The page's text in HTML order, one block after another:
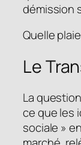
démission
Quelle
Le
La
ce que les
sociale »